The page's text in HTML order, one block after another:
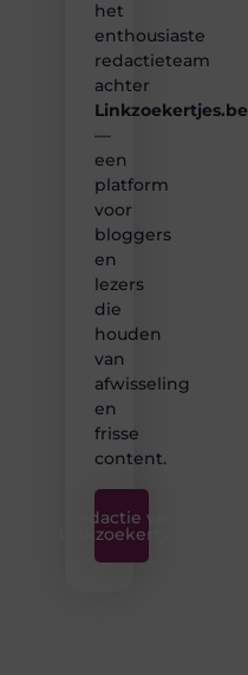
het
enthousiaste
redactieteam
achter
Linkzoekertjes.be
—
een
platform
voor
bloggers
en
lezers
die
houden
van
afwisseling
en
frisse
content.
Redactie van
Linkzoekertjes